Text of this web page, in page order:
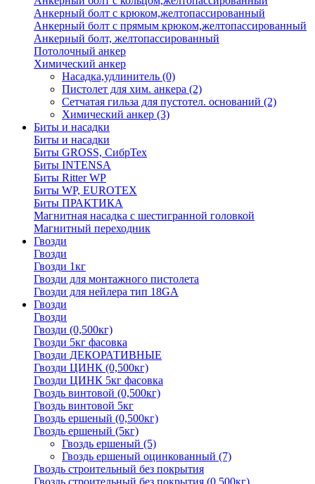
Анкерный болт с крюком,желтопассированный
Анкерный болт с прямым крюком,желтопассированный
Анкерный болт, желтопассированный
Потолочный анкер
Химический анкер
Насадка,удлинитель (0)
Пистолет для хим. анкера (2)
Сетчатая гильза для пустотел. оснований (2)
Химический анкер (3)
Биты и насадки
Биты и насадки
Биты GROSS, СибрТех
Биты INTENSA
Биты Ritter WP
Биты WP, EUROTEX
Биты ПРАКТИКА
Магнитная насадка с шестигранной головкой
Магнитный переходник
Гвозди
Гвозди
Гвозди 1кг
Гвозди для монтажного пистолета
Гвозди для нейлера тип 18GA
Гвозди
Гвозди
Гвозди (0,500кг)
Гвозди 5кг фасовка
Гвозди ДЕКОРАТИВНЫЕ
Гвозди ЦИНК (0,500кг)
Гвозди ЦИНК 5кг фасовка
Гвоздь винтовой (0,500кг)
Гвоздь винтовой 5кг
Гвоздь ершеный (0,500кг)
Гвоздь ершеный (5кг)
Гвоздь ершеный (5)
Гвоздь ершеный оцинкованный (7)
Гвоздь строительный без покрытия
Гвоздь строительный без покрытия (0,500кг)